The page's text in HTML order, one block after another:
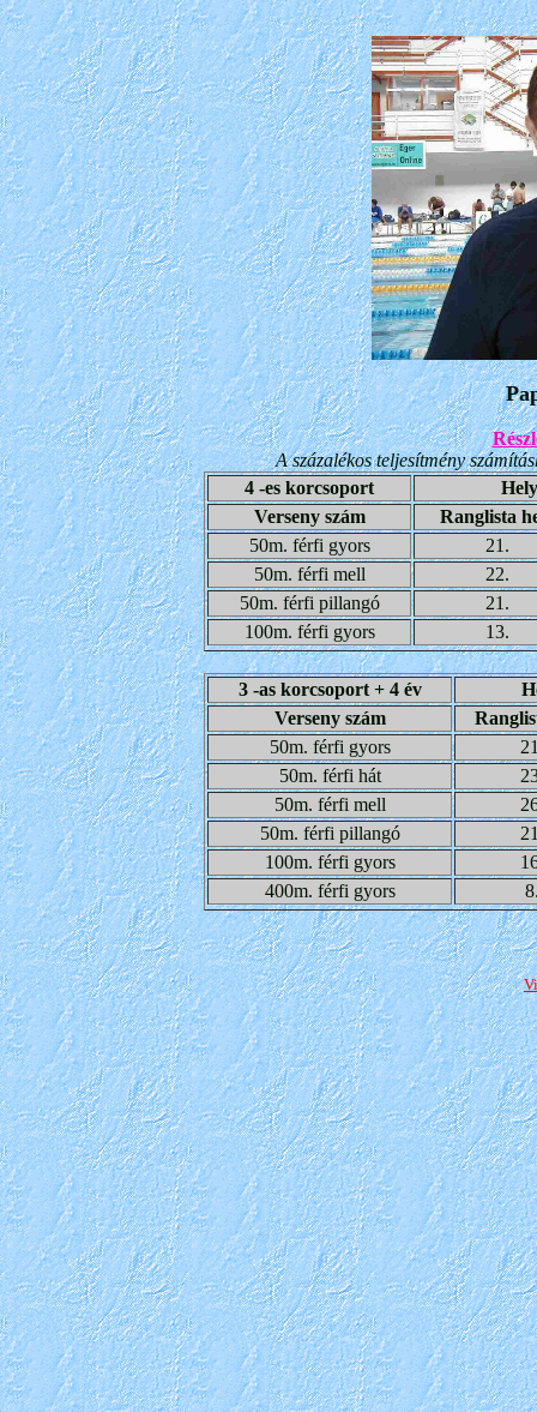
A százalékos teljesítmény
4 -es korcsoport
Verseny szám
Ranglista
50m. férfi gyors
21.
50m. férfi mell
22.
50m. férfi pillangó
21.
100m. férfi gyors
13.
3 -as korcsoport + 4 év
Verseny szám
50m. férfi gyors
50m. férfi hát
50m. férfi mell
50m. férfi pillangó
100m. férfi gyors
400m. férfi gyors